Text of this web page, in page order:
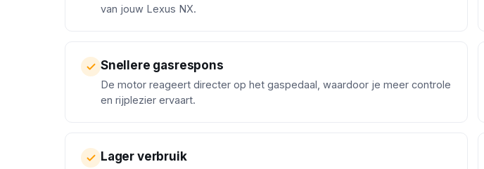
van jouw Lexus NX.
Snellere gasrespons
De motor reageert directer op het gaspedaal, waardoor je meer controle
en rijplezier ervaart.
Lager verbruik